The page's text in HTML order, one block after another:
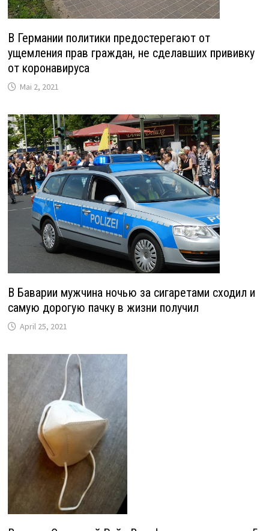
В Германии политики предостерегают от
ущемления прав граждан, не сделавших прививку
от коронавируса
Mai 2, 2021
В Баварии мужчина ночью за сигаретами сходил и
самую дорогую пачку в жизни получил
April 25, 2021